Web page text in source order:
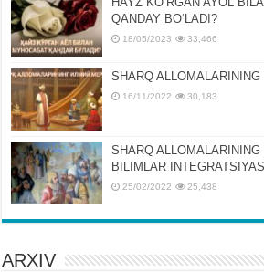
QANDAY BOʻLADI?
18/05/2023 33,466
SHARQ ALLOMALARINING
16/11/2022 30,183
SHARQ
BILIMLAR INTЕGRATSIYASI
25/02/2022 25,438
ARXIV